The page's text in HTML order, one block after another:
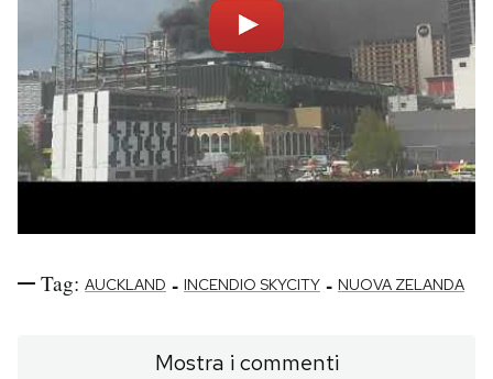
Tag: AUCKLAND - INCENDIO SKYCITY - NUOVA ZELANDA
Mostra i commenti